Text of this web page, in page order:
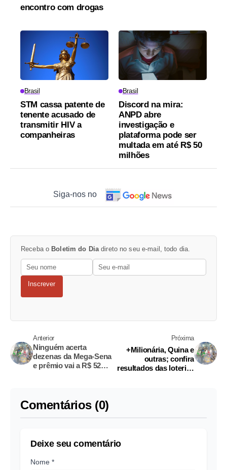
encontro com drogas
Brasil
STM cassa patente de
tenente acusado de
transmitir HIV a
companheiras
Brasil
Discord na mira:
ANPD abre
investigação e
plataforma pode ser
multada em até R$ 50
milhões
Siga-nos no
Receba o Boletim do Diadireto no seu e-mail, todo dia.
Inscrever
Anterior
Ninguém acerta
dezenas da Mega-Sena
e prêmio vai a R$ 52
Próxima
+Milionária, Quina e
outras; confira
resultados das loterias
Comentários (0)
Deixe seu comentário
Nome *